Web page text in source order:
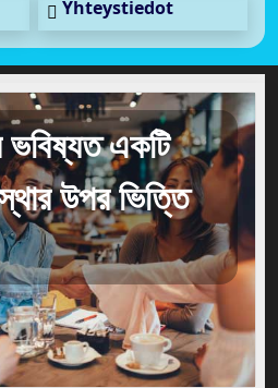
Yhteystiedot
ভবিষ্যত একটি
উপর ভিত্তি